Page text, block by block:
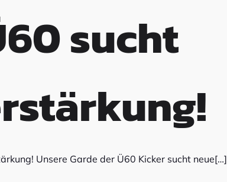
sucht
Unsere Garde der Ü60 Kicker sucht neue[…]